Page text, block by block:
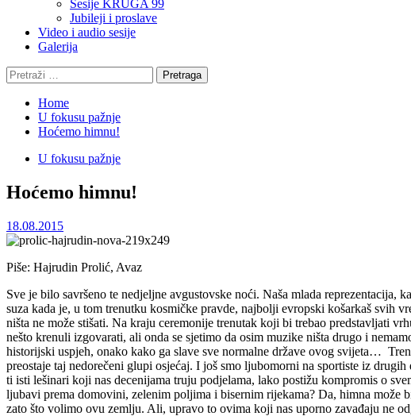
Sesije KRUGA 99
Jubileji i proslave
Video i audio sesije
Galerija
Pretraga:
Home
U fokusu pažnje
Hoćemo himnu!
U fokusu pažnje
Hoćemo himnu!
18.08.2015
Piše: Hajrudin Prolić, Avaz
Sve je bilo savršeno te nedjeljne avgustovske noći. Naša mlada
suza kada je, u tom trenutku kosmičke pravde, najbolji evropski košarkaš svih
ništa ne može stišati. Na kraju ceremonije trenutak koji bi trebao predstavljati
nešto krenuli izgovarati, ali onda se sjetimo da osim muzike ništa drugo i
historijski uspjeh, onako kako ga slave sve normalne države ovog svijeta…
preostaje taj nedorečeni glupi osjećaj. I još smo ljubomorni na sportiste iz
ti isti lešinari koji nas decenijama truju podjelama, lako postižu kompromis o
ljubavi prema domovini, zelenim poljima i bisernim rijekama? Da, himna može
zato što volimo ovu zemlju. Ali, upravo to ovima koji nas uporno zavađaju ne